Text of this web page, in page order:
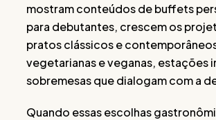
mostram conteúdos de buffets
para debutantes, crescem os
pratos clássicos e
vegetarianas e veganas, estações
sobremesas que dialogam com a
Quando essas escolhas